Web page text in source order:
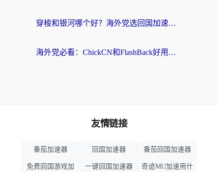
穿梭和银河哪个好？海外党选回国加速器的避坑指南，附番茄加速器实测体验
海外党必看：ChickCN和FlashBack好用吗？3招教你选对回国加速器（附云极、HomeCN、斧牛vs艾果对比）
友情链接
番茄加速器 回国加速器 番茄回国加速器
免费回国游戏加 一键回国加速器 奇迹MU加速用什